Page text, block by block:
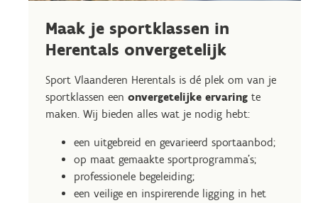
Maak je sportklassen in
Herentals onvergetelijk
Sport Vlaanderen Herentals is dé plek om van je
sportklassen een onvergetelijke ervaring te
maken. Wij bieden alles wat je nodig hebt:
een uitgebreid en gevarieerd sportaanbod;
op maat gemaakte sportprogramma’s;
professionele begeleiding;
een veilige en inspirerende ligging in het